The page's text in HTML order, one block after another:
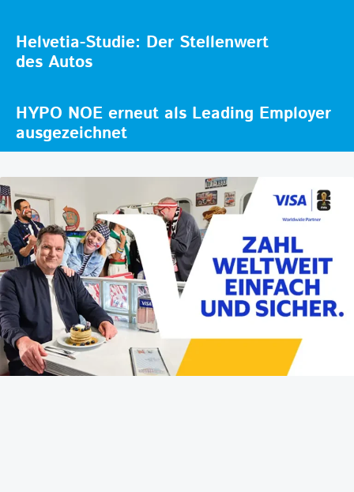
Helvetia-Studie: Der Stellenwert
des Autos
HYPO NOE erneut als Leading Employer
ausgezeichnet